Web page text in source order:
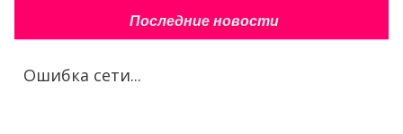
Последние новости
Ошибка сети...